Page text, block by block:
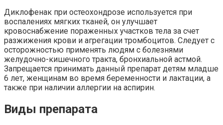
Диклофенак при остеохондрозе используется при
воспалениях мягких тканей, он улучшает
кровоснабжение пораженных участков тела за счет
разжижения крови и агрегации тромбоцитов. Следует с
осторожностью применять людям с болезнями
желудочно-кишечного тракта, бронхиальной астмой.
Запрещается принимать данный препарат детям младше
6 лет, женщинам во время беременности и лактации, а
также при наличии аллергии на аспирин.
Виды препарата